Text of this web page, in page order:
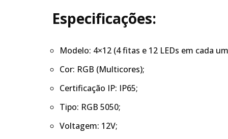
Especificações:
Modelo: 4×12 (4 fitas e 12 LEDs em cada
Cor: RGB (Multicores);
Certificação IP: IP65;
Tipo: RGB 5050;
Voltagem: 12V;